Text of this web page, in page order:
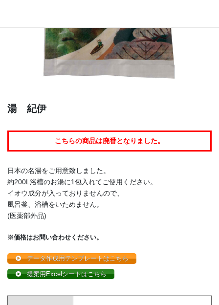
湯 紀伊
こちらの商品は廃番となりました。
日本の名湯をご用意致しました。
約200L浴槽のお湯に1包入れてご使用ください。
イオウ成分が入っておりませんので、
風呂釜、浴槽をいためません。
(医薬部外品)
※価格はお問い合わせください。
データ作成用テンプレートはこちら
提案用Excelシートはこちら